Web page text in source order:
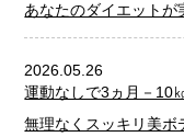
あなたのダイエットが
運動なしで3ヵ月－10
無理なくスッキリ美ボ
2026.05.26